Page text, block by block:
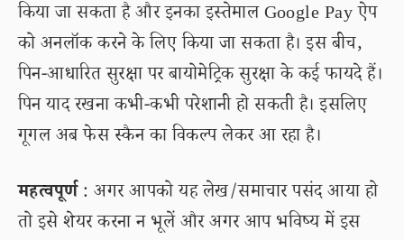
किया जा सकता है और इनका इस्तेमाल Google Pay ऐप
को अनलॉक करने के लिए किया जा सकता है। इस बीच,
पिन-आधारित सुरक्षा पर बायोमेट्रिक सुरक्षा के कई फायदे हैं।
पिन याद रखना कभी-कभी परेशानी हो सकती है। इसलिए
गूगल अब फेस स्कैन का विकल्प लेकर आ रहा है।
महत्वपूर्ण: अगर आपको यह लेख/समाचार पसंद आया हो
तो इसे शेयर करना न भूलें और अगर आप भविष्य में इस